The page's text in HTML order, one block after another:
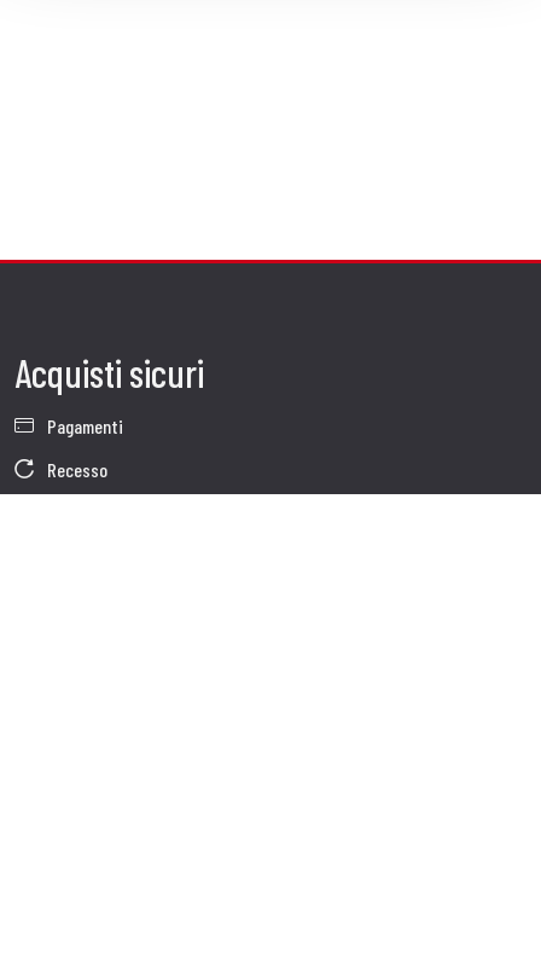
Acquisti sicuri
Pagamenti
Recesso